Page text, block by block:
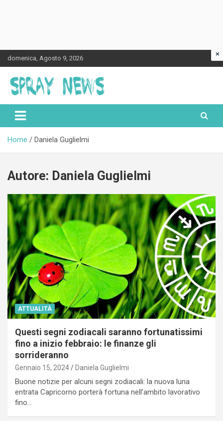
Skip
to
content
domenica, Agosto 9, 2026
Spraynews.it
Home Daniela Guglielmi
Autore: Daniela Guglielmi
ATTUALITÀ
Questi segni zodiacali saranno fortunatissimi
fino a inizio febbraio: le finanze gli
sorrideranno
Gennaio 15, 2024 Daniela Guglielmi
Buone notizie per alcuni segni zodiacali: la nuova luna
entrata Capricorno porterà fortuna nell’ambito lavorativo
fino…
×